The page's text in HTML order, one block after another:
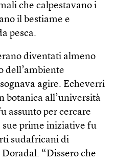
che calpestavano i
il bestiame e
pesca.
diventati almeno
dell’ambiente
agire. Echeverri
botanica all’università
assunto per cercare
prime iniziative fu
sudafricani di
“Dissero che